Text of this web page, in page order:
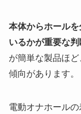
本体からホール
いるかが重要な判
が簡単な製品ほ
傾向があります。
電動オナホール